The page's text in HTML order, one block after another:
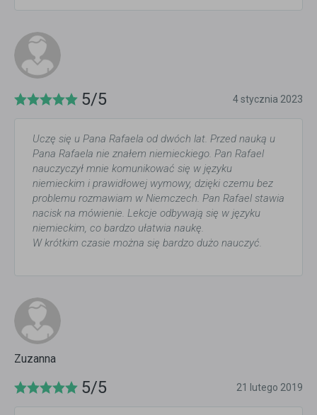
5/5 4 stycznia 2023
Uczę się u Pana Rafaela od dwóch lat. Przed nauką u
Pana Rafaela nie znałem niemieckiego. Pan Rafael
nauczyczył mnie komunikować się w języku
niemieckim i prawidłowej wymowy, dzięki czemu bez
problemu rozmawiam w Niemczech. Pan Rafael stawia
nacisk na mówienie. Lekcje odbywają się w języku
niemieckim, co bardzo ułatwia naukę.
W krótkim czasie można się bardzo dużo nauczyć.
Zuzanna
5/5 21 lutego 2019